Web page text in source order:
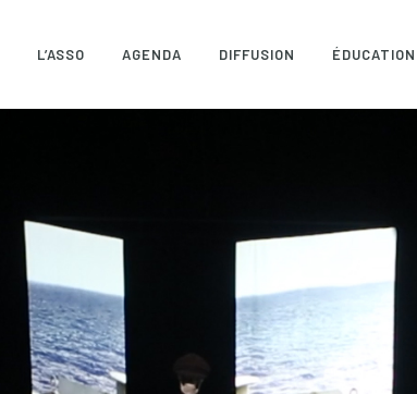
L’ASSO AGENDA DIFFUSION